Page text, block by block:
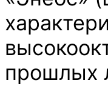
прошлых